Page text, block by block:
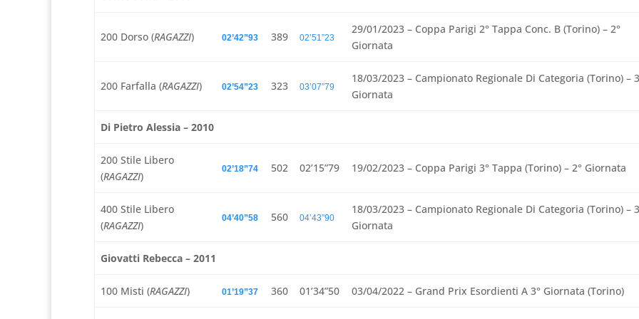
200 Dorso (RAGAZZI) 02’42”93 389 02’51”23
29/01/2023 – Coppa Parigi 2° Tappa Conc. B (Torino) – 2°
Giornata
200 Farfalla (RAGAZZI) 02’54”23 323 03’07”79
18/03/2023 – Campionato Regionale Di Categoria (Torino) –
Giornata
Di Pietro Alessia – 2010
200 Stile Libero
(RAGAZZI)
02’18”74 502 02’15”79 19/02/2023 – Coppa Parigi 3° Tappa (Torino) – 2° Giornata
400 Stile Libero
(RAGAZZI)
04’40”58 560 04’43”90
18/03/2023 – Campionato Regionale Di Categoria (Torino) –
Giornata
Giovatti Rebecca – 2011
100 Misti (RAGAZZI) 01’19”37 360 01’34”50 03/04/2022 – Grand Prix Esordienti A 3° Giornata (Torino)